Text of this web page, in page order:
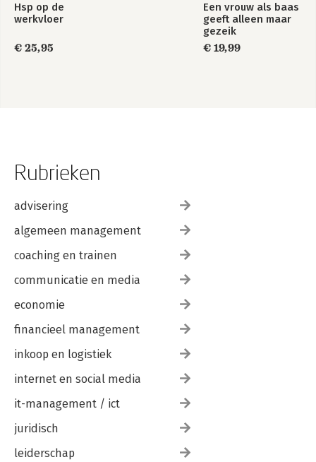
Hsp op de
werkvloer
€ 25,95
Een vrouw als baas
geeft alleen maar
gezeik
€ 19,99
Rubrieken
advisering
algemeen management
coaching en trainen
communicatie en media
economie
financieel management
inkoop en logistiek
internet en social media
it-management / ict
juridisch
leiderschap